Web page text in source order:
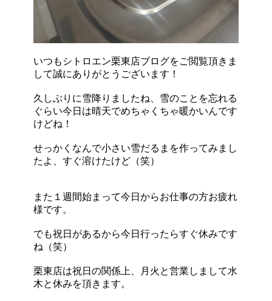
いつもシトロエン栗東店ブログをご閲覧頂きま
して誠にありがとうございます！
久しぶりに雪降りましたね、雪のことを忘れる
ぐらい今日は晴天でめちゃくちゃ暖かいんです
けどね！
せっかくなんで小さい雪だるまを作ってみまし
たよ、すぐ溶けたけど（笑）
また１週間始まって今日からお仕事の方お疲れ
様です。
でも祝日があるから今日行ったらすぐ休みです
ね（笑）
栗東店は祝日の関係上、月火と営業しまして水
木と休みを頂きます。